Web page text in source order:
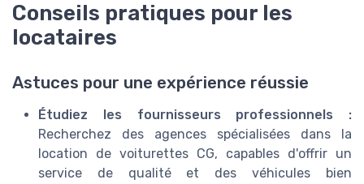
Conseils pratiques pour les
locataires
Astuces pour une expérience réussie
Étudiez les fournisseurs professionnels :
Recherchez des agences spécialisées dans la
location de voiturettes CG, capables d'offrir un
service de qualité et des véhicules bien